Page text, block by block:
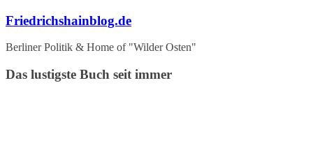
Zum
springen
Friedrichshainblog.de
Berliner Politik & Home of "Wilder Osten"
Das lustigste Buch seit immer